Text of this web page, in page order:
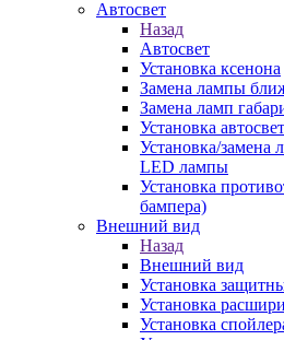
Автосвет
Назад
Автосвет
Установка ксенона
Замена лампы
Замена ламп
Установка
Установка/замена
LED лампы
Установка
бампера)
Внешний вид
Назад
Внешний вид
Установка
Установка
Установка